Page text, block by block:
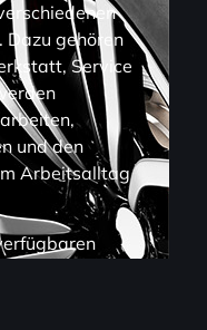
Dazu gehören
Service
und den
Arbeitsalltag